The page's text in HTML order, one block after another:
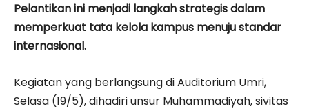
Pelantikan ini menjadi langkah strategis dalam
memperkuat tata kelola kampus menuju standar
internasional.
Kegiatan yang berlangsung di Auditorium Umri,
Selasa (19/5), dihadiri unsur Muhammadiyah, sivitas